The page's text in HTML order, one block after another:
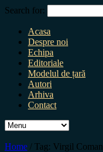
Search for:
Acasa
Despre noi
Echipa
Editoriale
Modelul de țară
Autori
Arhiva
Contact
Home / Tag: Virgil Coman